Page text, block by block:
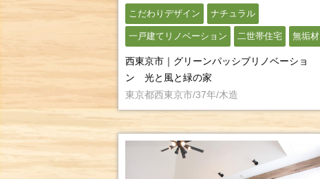
こだわりデザイン ナチュラル
一戸建てリノベーション 二世帯住宅 無垢材
西東京市｜グリーンパッシブリノベーショ
ン 光と風と緑の家
東京都西東京市/37年/木造